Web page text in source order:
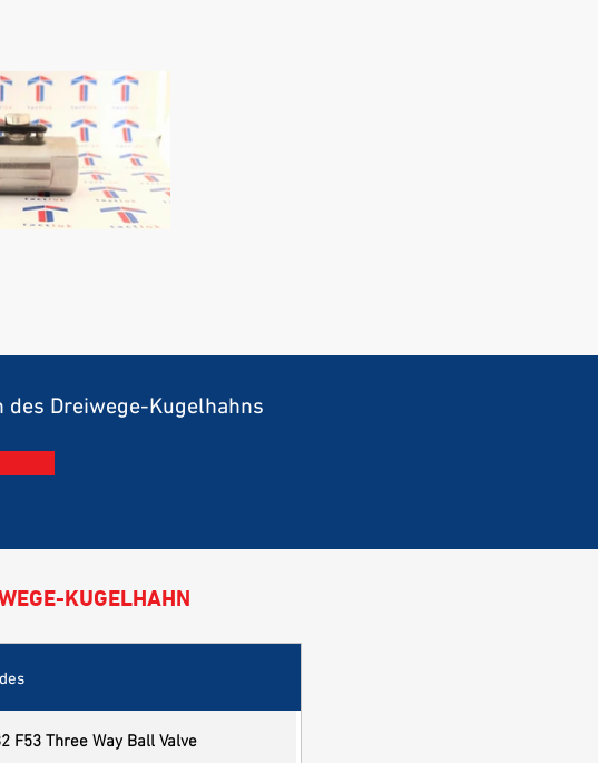
Dreiwege-Kugelhahns
KUGELHAHN
F53 Three Way Ball Valve